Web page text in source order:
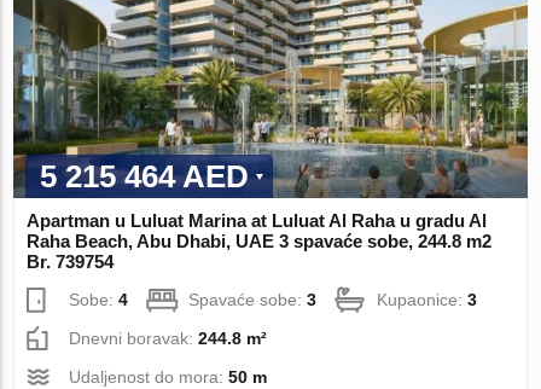
5 215 464 AED
Apartman u Luluat Marina at Luluat Al Raha u gradu Al
Raha Beach, Abu Dhabi, UAE 3 spavaće sobe, 244.8 m2
Br. 739754
Sobe:4 Spavaće sobe:3 Kupaonice:3
Dnevni boravak:244.8 m²
Udaljenost do mora:50 m